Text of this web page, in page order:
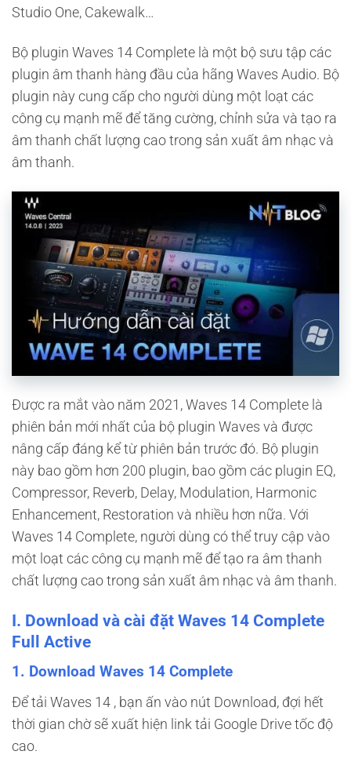
Studio One, Cakewalk…
Bộ plugin Waves 14 Complete là một bộ sưu tập các
plugin âm thanh hàng đầu của hãng Waves Audio. Bộ
plugin này cung cấp cho người dùng một loạt các
công cụ mạnh mẽ để tăng cường, chỉnh sửa và tạo ra
âm thanh chất lượng cao trong sản xuất âm nhạc và
âm thanh.
Được ra mắt vào năm 2021, Waves 14 Complete là
phiên bản mới nhất của bộ plugin Waves và được
nâng cấp đáng kể từ phiên bản trước đó. Bộ plugin
này bao gồm hơn 200 plugin, bao gồm các plugin EQ,
Compressor, Reverb, Delay, Modulation, Harmonic
Enhancement, Restoration và nhiều hơn nữa. Với
Waves 14 Complete, người dùng có thể truy cập vào
một loạt các công cụ mạnh mẽ để tạo ra âm thanh
chất lượng cao trong sản xuất âm nhạc và âm thanh.
I. Download và cài đặt Waves 14 Complete
Full Active
1. Download Waves 14 Complete
Để tải Waves 14 , bạn ấn vào nút Download, đợi hết
thời gian chờ sẽ xuất hiện link tải Google Drive tốc độ
cao.